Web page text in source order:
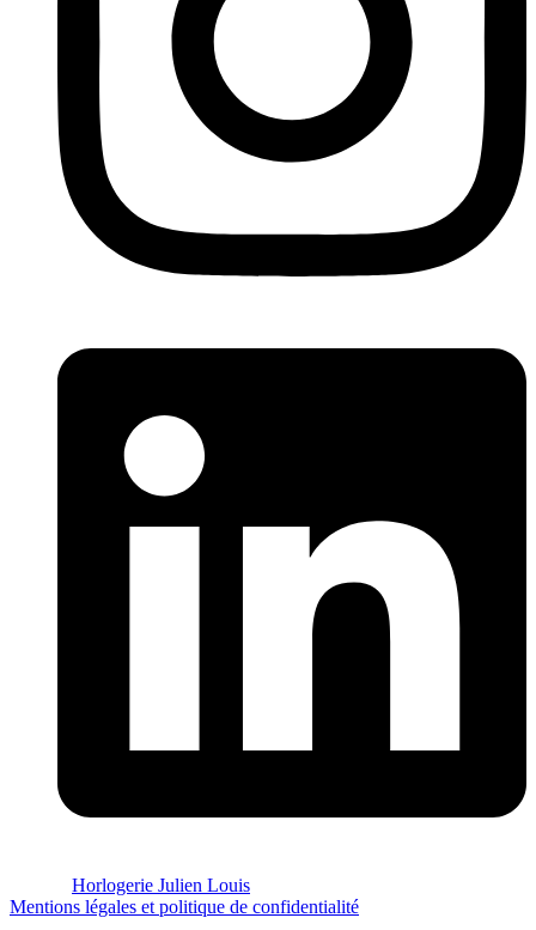
Horlogerie Julien Louis
Mentions légales et politique de confidentialité